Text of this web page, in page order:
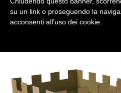
su un link o proseguendo la
acconsenti all’uso dei cookie.